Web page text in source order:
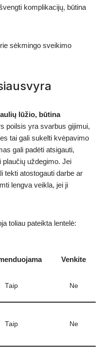
komplikacijų, būtina
sėkmingo sveikimo
lūžio, būtina
poilsis yra svarbus gijimui,
tai gali sukelti kvėpavimo
gali padėti atsigauti,
plaučių uždegimo. Jei
tekti atostogauti darbe ar
lengva veikla, jei ji
toliau pateikta lentelė:
Venkite
Taip Ne
Taip Ne